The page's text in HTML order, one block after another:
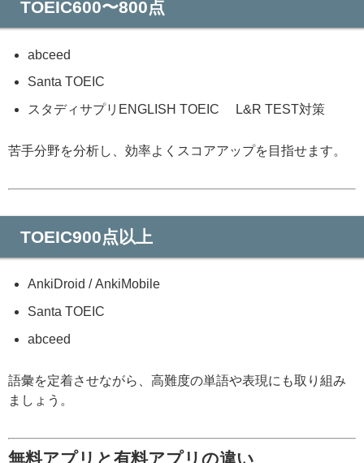
TOEIC600〜800点
abceed
Santa TOEIC
スタディサプリENGLISH TOEIC® L&R TEST対策
苦手分野を分析し、効率よくスコアアップを目指せます。
TOEIC900点以上
AnkiDroid / AnkiMobile
Santa TOEIC
abceed
語彙を定着させながら、高難度の単語や表現にも取り組み
ましょう。
無料アプリと有料アプリの違い